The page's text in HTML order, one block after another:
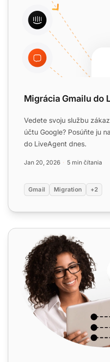
Migrácia Gmailu do
Vedete svoju službu
účtu Google? Posúňte ju
do LiveAgent dnes.
Jan 20, 2026 5 min čítania
Gmail Migration +2
Google Kontakty